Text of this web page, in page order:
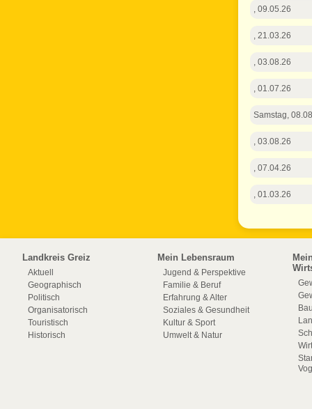
, 09.05.26
, 21.03.26
, 03.08.26
, 01.07.26
Samstag,
, 03.08.26
, 07.04.26
, 01.03.26
Landkreis Greiz
Aktuell
Geographisch
Politisch
Organisatorisch
Touristisch
Historisch
Mein Lebensraum
Jugend & Perspektive
Familie & Beruf
Erfahrung & Alter
Soziales & Gesundheit
Kultur & Sport
Umwelt & Natur